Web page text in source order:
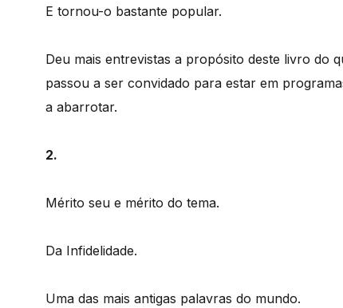
E tornou-o bastante popular.
Deu mais entrevistas a propósito deste livro do
passou a ser convidado para estar em
a abarrotar.
2.
Mérito seu e mérito do tema.
Da Infidelidade.
Uma das mais antigas palavras do mundo.